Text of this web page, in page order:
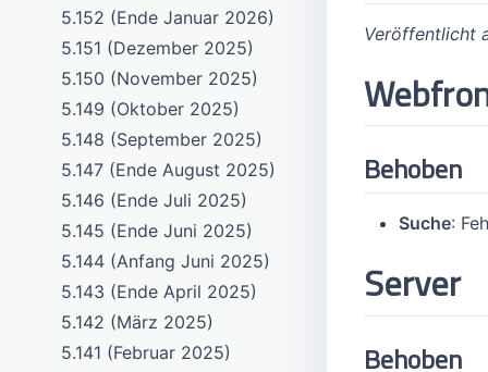
5.152 (Ende Januar 2026)
5.151 (Dezember 2025)
5.150 (November 2025)
5.149 (Oktober 2025)
5.148 (September 2025)
5.147 (Ende August 2025)
5.146 (Ende Juli 2025)
5.145 (Ende Juni 2025)
5.144 (Anfang Juni 2025)
5.143 (Ende April 2025)
5.142 (März 2025)
5.141 (Februar 2025)
Veröffentlicht
Behoben
Suche:
Server
Behoben